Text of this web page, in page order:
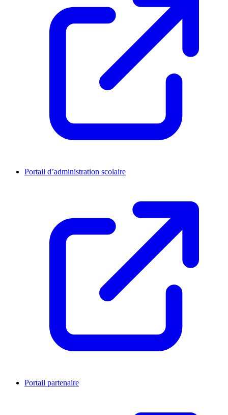
Portail d’administration scolaire
Portail partenaire